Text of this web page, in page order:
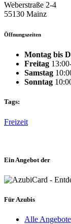
Weberstraße 2-4
55130 Mainz
Öffnungszeiten
Montag bis
Freitag
Samstag
Sonntag
Tags:
Freizeit
Ein Angebot der
Für Azubis
Alle Angebote